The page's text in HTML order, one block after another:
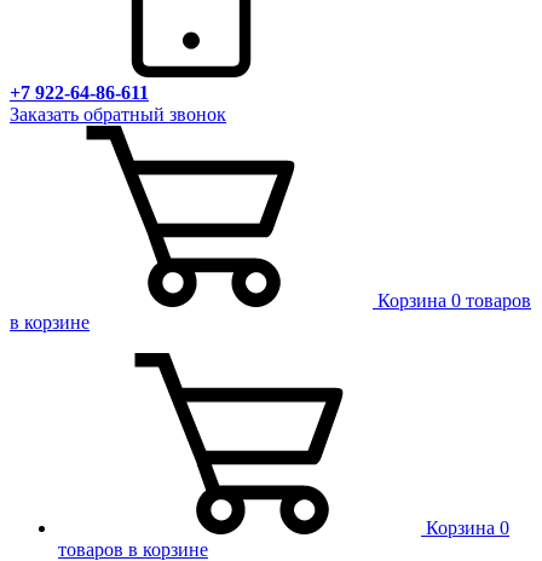
+7 922-64-86-611
Заказать обратный звонок
Корзина 0 товаров
в корзине
Корзина 0
товаров в корзине